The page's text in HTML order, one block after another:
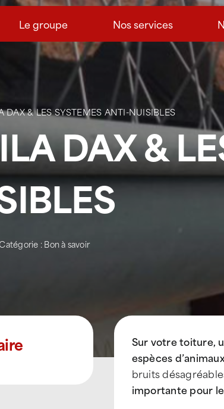
Le groupe Nos services
DAX & LES SYSTEMES ANTI-NUISIBLES
DAX &
:Bon à savoir
Sur votre toiture,
espèces
bruits
importante pour